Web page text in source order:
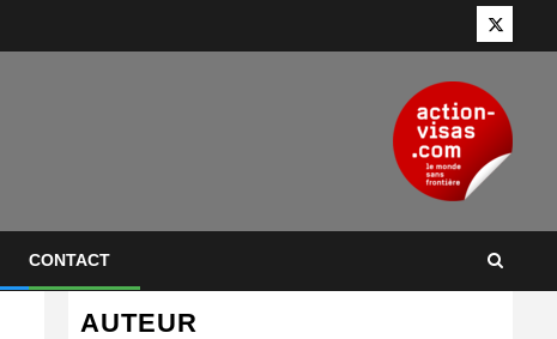
Twitter
CONTACT
AUTEUR